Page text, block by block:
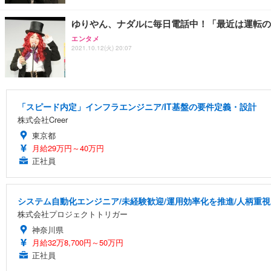
ゆりやん、ナダルに毎日電話中！「最近は運転
エンタメ
2021.10.12(火) 20:07
「スピード内定」インフラエンジニア/IT基盤の要件定義・設計
株式会社Creer
東京都
月給29万円～40万円
正社員
システム自動化エンジニア/未経験歓迎/運用効率化を推進/人柄重視
株式会社プロジェクトトリガー
神奈川県
月給32万8,700円～50万円
正社員